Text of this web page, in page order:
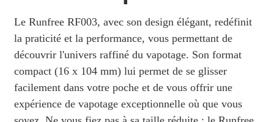
Le Runfree RF003, avec son design élégant, redéfinit
la praticité et la performance, vous permettant de
découvrir l'univers raffiné du vapotage. Son format
compact (16 x 104 mm) lui permet de se glisser
facilement dans votre poche et de vous offrir une
expérience de vapotage exceptionnelle où que vous